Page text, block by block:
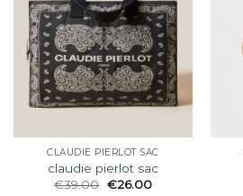
CLAUDIE PIERLOT SAC
claudie pierlot sac
€39.00 €26.00